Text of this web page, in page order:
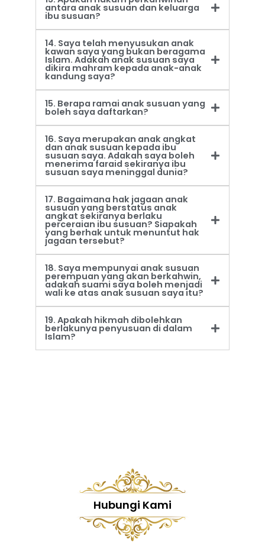
antara anak susuan dan keluarga
ibu susuan?
14. Saya telah menyusukan anak
kawan saya yang bukan beragama
Islam. Adakah anak susuan saya
dikira mahram kepada anak-anak
kandung saya?
15. Berapa ramai anak susuan yang
boleh saya daftarkan?
16. Saya merupakan anak angkat
dan anak susuan kepada ibu
susuan saya. Adakah saya boleh
menerima faraid sekiranya ibu
susuan saya meninggal dunia?
17. Bagaimana hak jagaan anak
susuan yang berstatus anak
angkat sekiranya berlaku
perceraian ibu susuan? Siapakah
yang berhak untuk menuntut hak
jagaan tersebut?
18. Saya mempunyai anak susuan
perempuan yang akan berkahwin,
adakah suami saya boleh menjadi
wali ke atas anak susuan saya itu?
19. Apakah hikmah dibolehkan
berlakunya penyusuan di dalam
Islam?
Hubungi Kami